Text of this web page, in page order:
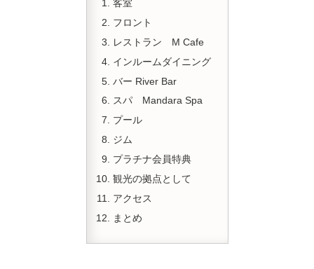
客室
フロント
レストラン M Cafe
インルームダイニング
バー River Bar
スパ Mandara Spa
プール
ジム
プラチナ会員特典
観光の拠点として
アクセス
まとめ